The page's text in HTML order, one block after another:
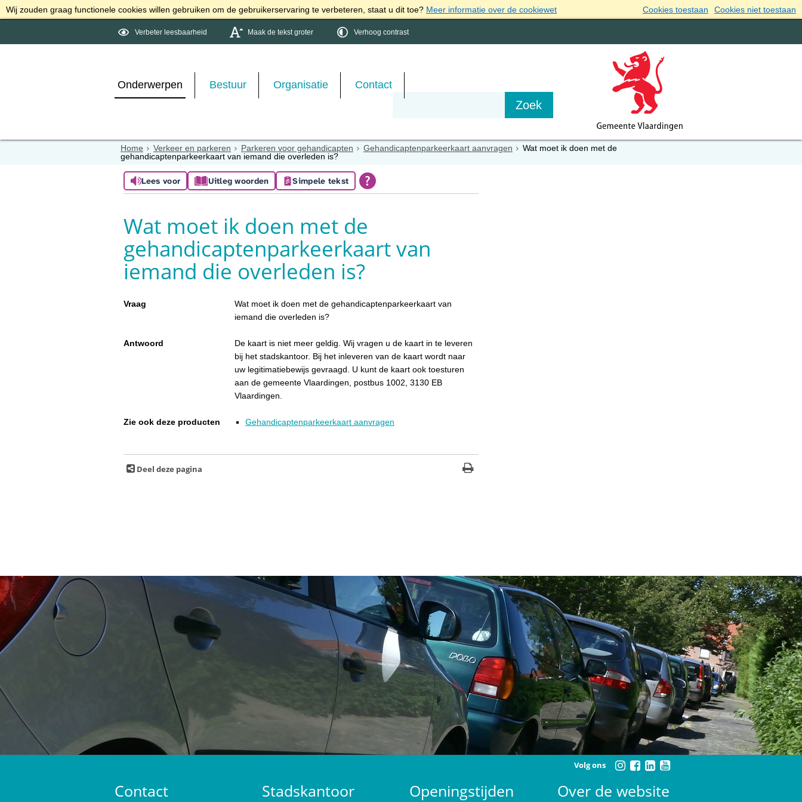
Wij zouden graag functionele cookies willen gebruiken om de gebruikerservaring te verbeteren, staat u dit toe? Meer informatie over de cookiewet Cookies toestaan Cookies niet toestaan
Verbeter leesbaarheid Maak de tekst groter Verhoog contrast
Onderwerpen Bestuur Organisatie Contact
Home Verkeer en parkeren Parkeren voor gehandicapten Gehandicaptenparkeerkaart aanvragen
Wat moet ik doen met de
gehandicaptenparkeerkaart van iemand die overleden is?
Lees voor Uitleg woorden Simpele tekst
Wat moet ik doen met de
gehandicaptenparkeerkaart van
iemand die overleden is?
Vraag
Wat moet ik doen met de gehandicaptenparkeerkaart van
iemand die overleden is?
Antwoord
De kaart is niet meer geldig. Wij vragen u de kaart in te leveren
bij het stadskantoor. Bij het inleveren van de kaart wordt naar
uw legitimatiebewijs gevraagd. U kunt de kaart ook toesturen
aan de gemeente Vlaardingen, postbus 1002, 3130 EB
Vlaardingen.
Zie ook deze producten Gehandicaptenparkeerkaart aanvragen
Deel deze pagina
Volg ons
Contact Stadskantoor Openingstijden Over de website